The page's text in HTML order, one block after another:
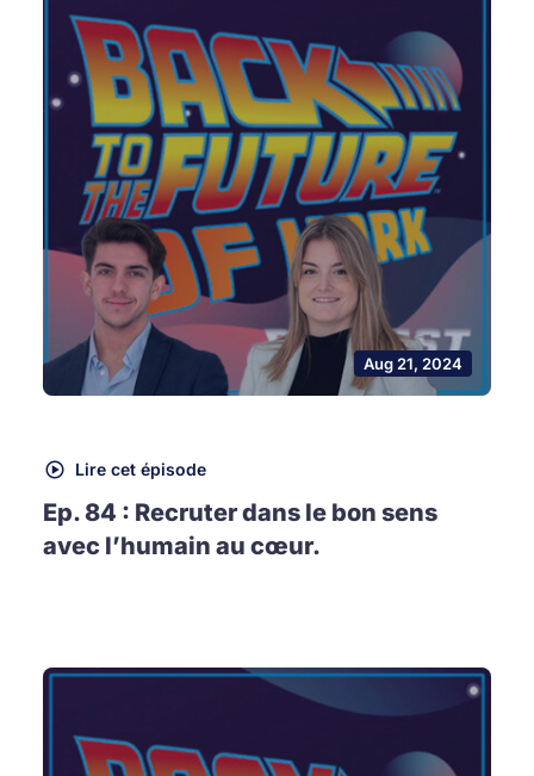
Aug 21, 2024
Lire cet épisode
Ep. 84 : Recruter dans le bon sens
avec l’humain au cœur.